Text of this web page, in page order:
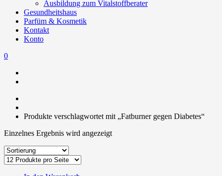
Ausbildung zum Vitalstoffberater
Gesundheitshaus
Parfüm & Kosmetik
Kontakt
Konto
0
Produkte verschlagwortet mit „Fatburner gegen Diabetes“
Einzelnes Ergebnis wird angezeigt